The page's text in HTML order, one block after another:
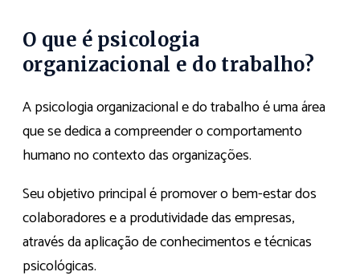
O que é psicologia
organizacional e do trabalho?
A psicologia organizacional e do trabalho é uma área
que se dedica a compreender o comportamento
humano no contexto das organizações.
Seu objetivo principal é promover o bem-estar dos
colaboradores e a produtividade das empresas,
através da aplicação de conhecimentos e técnicas
psicológicas.